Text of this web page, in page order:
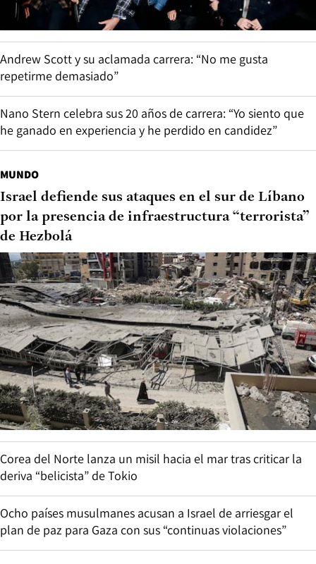
Andrew Scott y su aclamada carrera: “No me gusta
repetirme demasiado”
Nano Stern celebra sus 20 años de carrera: “Yo siento que
he ganado en experiencia y he perdido en candidez”
MUNDO
Israel defiende sus ataques en el sur de Líbano
por la presencia de infraestructura “terrorista”
de Hezbolá
Corea del Norte lanza un misil hacia el mar tras criticar la
deriva “belicista” de Tokio
Ocho países musulmanes acusan a Israel de arriesgar el
plan de paz para Gaza con sus “continuas violaciones”